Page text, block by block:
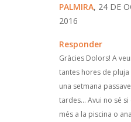
PALMIRA, 24 DE
2016
Responder
Gràcies Dolors! A
tantes hores de
una setmana
tardes... Avui no sé
més a la piscina o